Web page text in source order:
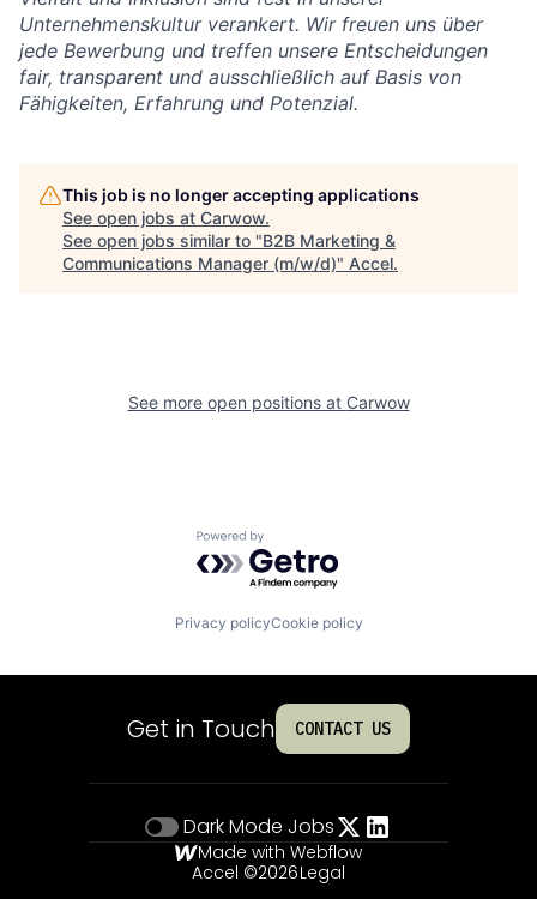
Unternehmenskultur verankert. Wir freuen uns über
jede Bewerbung und treffen unsere Entscheidungen
fair, transparent und ausschließlich auf Basis von
Fähigkeiten, Erfahrung und Potenzial.
This job is no longer accepting applications
See open jobs at Carwow.
See open jobs similar to "B2B Marketing &
Communications Manager (m/w/d)" Accel.
See more open positions at Carwow
Powered by Getro.com
Privacy policyCookie policy
Get in Touch CONTACT US
Dark Mode Jobs
Made with Webflow
Accel ©2026Legal